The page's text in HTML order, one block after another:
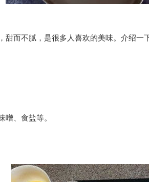
而不腻，是很多人喜欢的美味。介绍一
噌、食盐等。